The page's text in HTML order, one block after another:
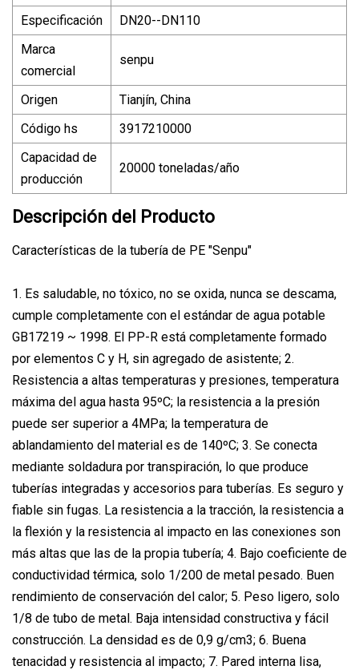
Especificación
DN20--DN110
Marca
comercial
senpu
Origen
Tianjín, China
Código hs
3917210000
Capacidad de
producción
20000 toneladas/año
Descripción del Producto
Características de la tubería de PE "Senpu"
1. Es saludable, no tóxico, no se oxida, nunca se descama,
cumple completamente con el estándar de agua potable
GB17219 ~ 1998. El PP-R está completamente formado
por elementos C y H, sin agregado de asistente; 2.
Resistencia a altas temperaturas y presiones, temperatura
máxima del agua hasta 95ºC; la resistencia a la presión
puede ser superior a 4MPa; la temperatura de
ablandamiento del material es de 140ºC; 3. Se conecta
mediante soldadura por transpiración, lo que produce
tuberías integradas y accesorios para tuberías. Es seguro y
fiable sin fugas. La resistencia a la tracción, la resistencia a
la flexión y la resistencia al impacto en las conexiones son
más altas que las de la propia tubería; 4. Bajo coeficiente de
conductividad térmica, solo 1/200 de metal pesado. Buen
rendimiento de conservación del calor; 5. Peso ligero, solo
1/8 de tubo de metal. Baja intensidad constructiva y fácil
construcción. La densidad es de 0,9 g/cm3; 6. Buena
tenacidad y resistencia al impacto; 7. Pared interna lisa,